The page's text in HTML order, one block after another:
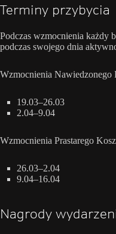
Terminy przybycia
Podczas wzmocnienia każdy
podczas swojego dnia
Wzmocnienia Nawiedzonego
19.03–26.03
2.04–9.04
Wzmocnienia Prastarego
26.03–2.04
9.04–16.04
Nagrody